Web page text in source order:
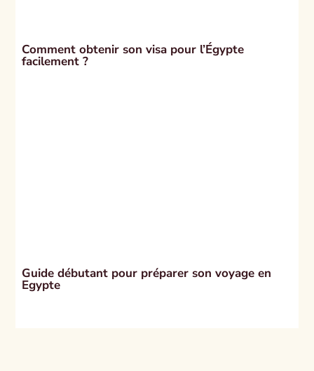
Comment obtenir son visa pour l’Égypte
facilement ?
Guide débutant pour préparer son voyage en
Egypte